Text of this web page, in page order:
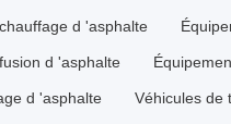
d 'asphalte
d 'asphalte
d 'asphalte Véhicules de